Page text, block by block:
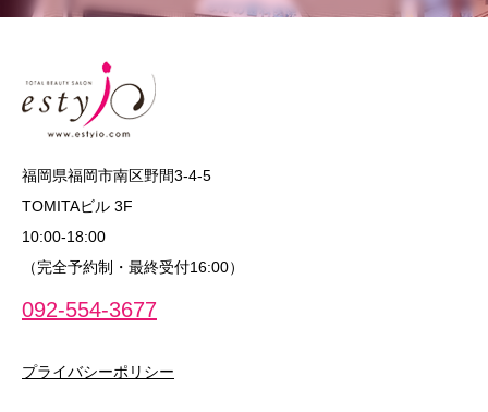
福岡県福岡市南区野間3-4-5
TOMITAビル 3F
10:00‐18:00
（完全予約制・最終受付16:00）
092-554-3677
プライバシーポリシー